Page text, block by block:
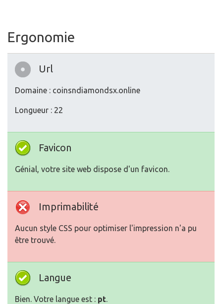
Ergonomie
Url
Domaine : coinsndiamondsx.online
Longueur : 22
Favicon
Génial, votre site web dispose d'un favicon.
Imprimabilité
Aucun style CSS pour optimiser l'impression n'a pu
être trouvé.
Langue
Bien. Votre langue est : pt.